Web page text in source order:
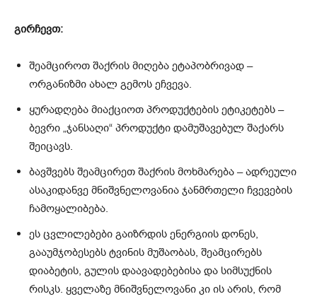
გირჩევთ:
შეამციროთ შაქრის მიღება ეტაპობრივად –
ორგანიზმი ახალ გემოს ეჩვევა.
ყურადღება მიაქციოთ პროდუქტების ეტიკეტებს –
ბევრი „ჯანსაღი“ პროდუქტი დამუშავებულ შაქარს
შეიცავს.
ბავშვებს შეამცირეთ შაქრის მოხმარება – ადრეული
ასაკიდანვე მნიშვნელოვანია ჯანმრთელი ჩვევების
ჩამოყალიბება.
ეს ცვლილებები გაიზრდის ენერგიის დონეს,
გააუმჯობესებს ტვინის მუშაობას, შეამცირებს
დიაბეტის, გულის დაავადებებისა და სიმსუქნის
რისკს. ყველაზე მნიშვნელოვანი კი ის არის, რომ